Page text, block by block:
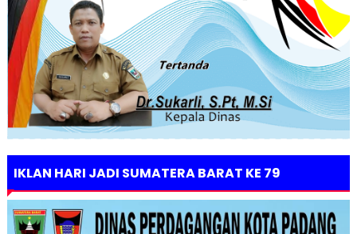
IKLAN HARI JADI SUMATERA BARAT KE 79